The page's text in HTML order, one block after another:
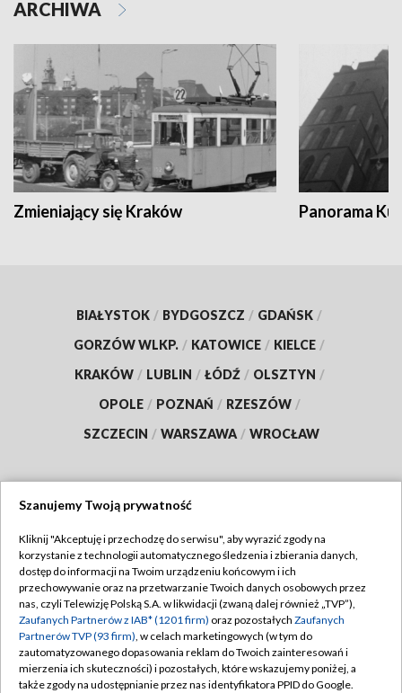
ARCHIWA
Zmieniający się Kraków Panorama
BIAŁYSTOK / BYDGOSZCZ / GDAŃSK /
GORZÓW WLKP. / KATOWICE / KIELCE /
KRAKÓW / LUBLIN / ŁÓDŹ / OLSZTYN /
OPOLE / POZNAŃ / RZESZÓW /
SZCZECIN / WARSZAWA / WROCŁAW
TVP
Abonament TVP
Emisja w TVP
Centrum informacji TVP
Naziemna Telewizja Cyfrowa
Regulamin TVP
Polityka prywatności
Moje zgody
Pomoc
Szanujemy Twoją prywatność
Kliknij "Akceptuję i przechodzę do serwisu", aby wyrazić zgody na
korzystanie z technologii automatycznego śledzenia i zbierania danych,
dostęp do informacji na Twoim urządzeniu końcowym i ich
przechowywanie oraz na przetwarzanie Twoich danych osobowych przez
nas, czyli Telewizję Polską S.A. w likwidacji (zwaną dalej również „TVP”),
Zaufanych Partnerów z IAB* (1201 firm) oraz pozostałych Zaufanych
Partnerów TVP (93 firm), w celach marketingowych (w tym do
zautomatyzowanego dopasowania reklam do Twoich zainteresowań i
mierzenia ich skuteczności) i pozostałych, które wskazujemy poniżej, a
także zgody na udostępnianie przez nas identyfikatora PPID do Google.